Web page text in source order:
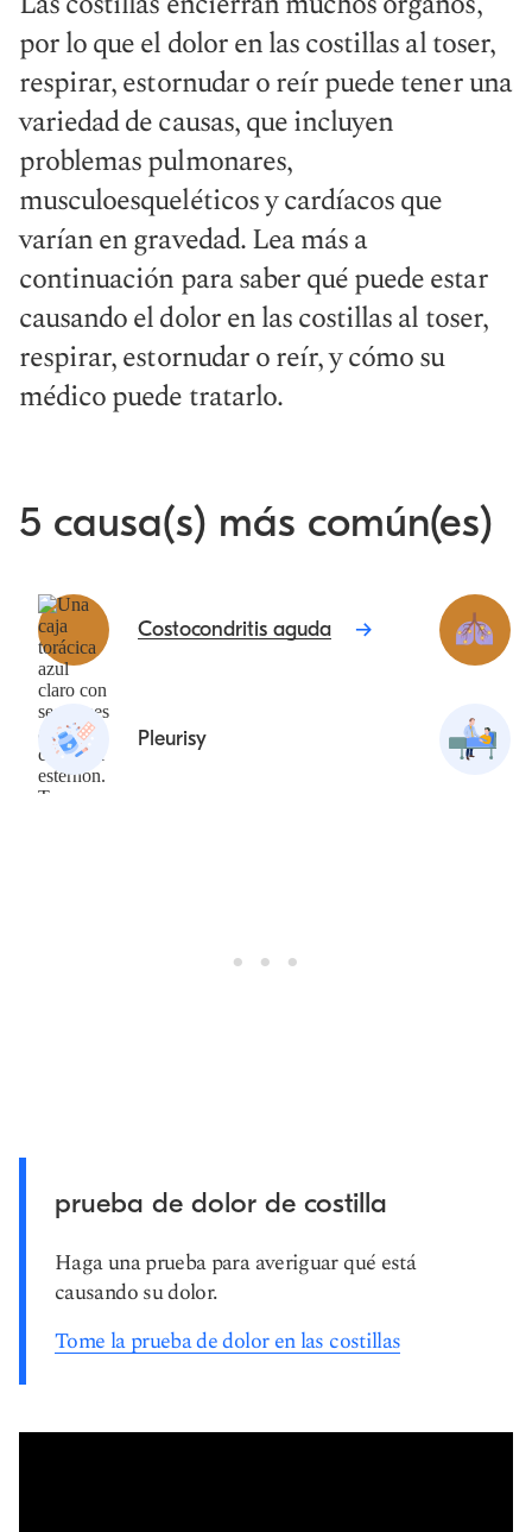
por lo que el dolor en las costillas al toser,
respirar, estornudar o reír puede tener una
variedad de causas, que incluyen
problemas pulmonares,
musculoesqueléticos y cardíacos que
varían en gravedad. Lea más a
continuación para saber qué puede estar
causando el dolor en las costillas al toser,
respirar, estornudar o reír, y cómo su
médico puede tratarlo.
5 causa(s) más común(es)
Costocondritis aguda
Pleurisy
prueba de dolor de costilla
Haga una prueba para averiguar qué está
causando su dolor.
Tome la prueba de dolor en las costillas